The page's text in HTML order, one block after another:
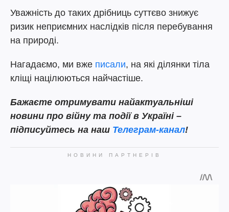
Уважність до таких дрібниць суттєво знижує
ризик неприємних наслідків після перебування
на природі.
Нагадаємо, ми вже писали, на які ділянки тіла
кліщі націлюються найчастіше.
Бажаєте отримувати найактуальніші
новини про війну та події в Україні –
підписуйтесь на наш Телеграм-канал!